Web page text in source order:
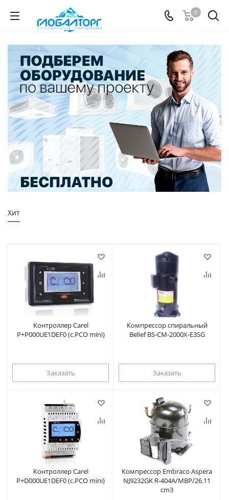
0
Хит
Контроллер Carel
P+P000UE1DEF0 (c.PCO mini)
Заказать
Компрессор спиральный
Belief BS-CM-2000X-E3SG
Заказать
Контроллер Carel
P+D000UE1DEF0 (c.PCO mini)
Компрессор Embraco Aspera
NJ9232GK R-404A/MBP/26.11
cm3